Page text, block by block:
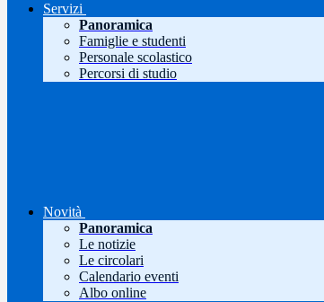
Servizi
Panoramica
Famiglie e studenti
Personale scolastico
Percorsi di studio
Novità
Panoramica
Le notizie
Le circolari
Calendario eventi
Albo online